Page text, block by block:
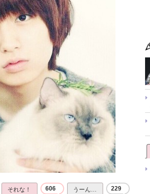
それな！ 606 うーん… 229